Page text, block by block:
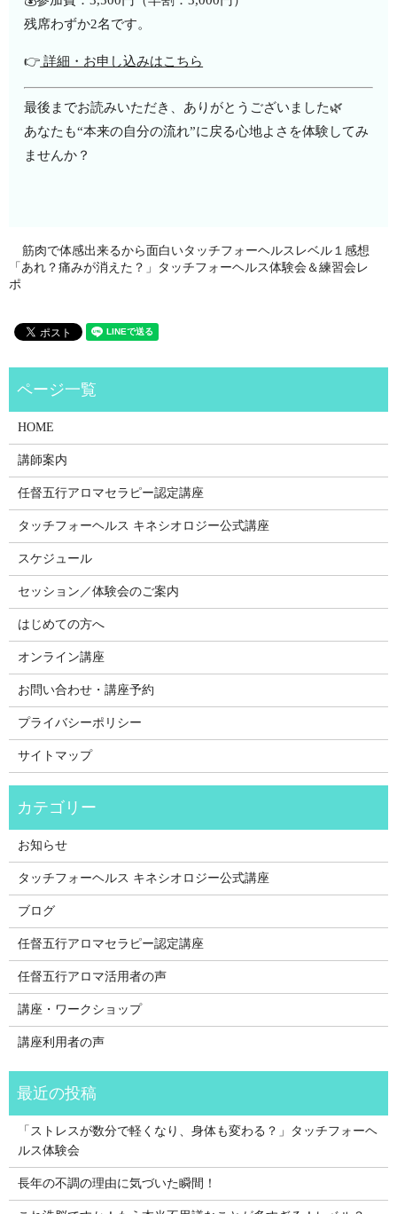
残席わずか2名です。
👉 詳細・お申し込みはこちら
最後までお読みいただき、ありがとうございました🌿
あなたも“本来の自分の流れ”に戻る心地よさを体験してみ
ませんか？
筋肉で体感出来るから面白いタッチフォーヘルスレベル１感想
「あれ？痛みが消えた？」タッチフォーヘルス体験会＆練習会レ
ポ
HOME
講師案内
任督五行アロマセラピー認定講座
タッチフォーヘルス キネシオロジー公式講座
スケジュール
セッション／体験会のご案内
はじめての方へ
オンライン講座
お問い合わせ・講座予約
プライバシーポリシー
サイトマップ
お知らせ
タッチフォーヘルス キネシオロジー公式講座
ブログ
任督五行アロマセラピー認定講座
任督五行アロマ活用者の声
講座・ワークショップ
講座利用者の声
「ストレスが数分で軽くなり、身体も変わる？」タッチフォーヘ
ルス体験会
長年の不調の理由に気づいた瞬間！